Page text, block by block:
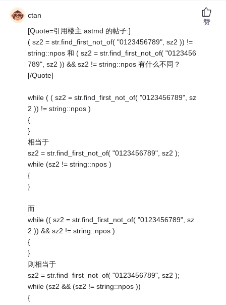
ctan
[Quote=引用楼主 astmd 的帖子:]
( sz2 = str.find_first_not_of( "0123456789", sz2 )) !=
string::npos 和 ( sz2 = str.find_first_not_of( "0123456
789", sz2 )) && sz2 != string::npos 有什么不同？
[/Quote]
while ( ( sz2 = str.find_first_not_of( "0123456789", sz
2 )) != string::npos )
{
}
相当于
sz2 = str.find_first_not_of( "0123456789", sz2 );
while (sz2 != string::npos )
{
}
而
while (( sz2 = str.find_first_not_of( "0123456789", sz
2 )) && sz2 != string::npos )
{
}
则相当于
sz2 = str.find_first_not_of( "0123456789", sz2 );
while (sz2 && (sz2 != string::npos ))
{
赞